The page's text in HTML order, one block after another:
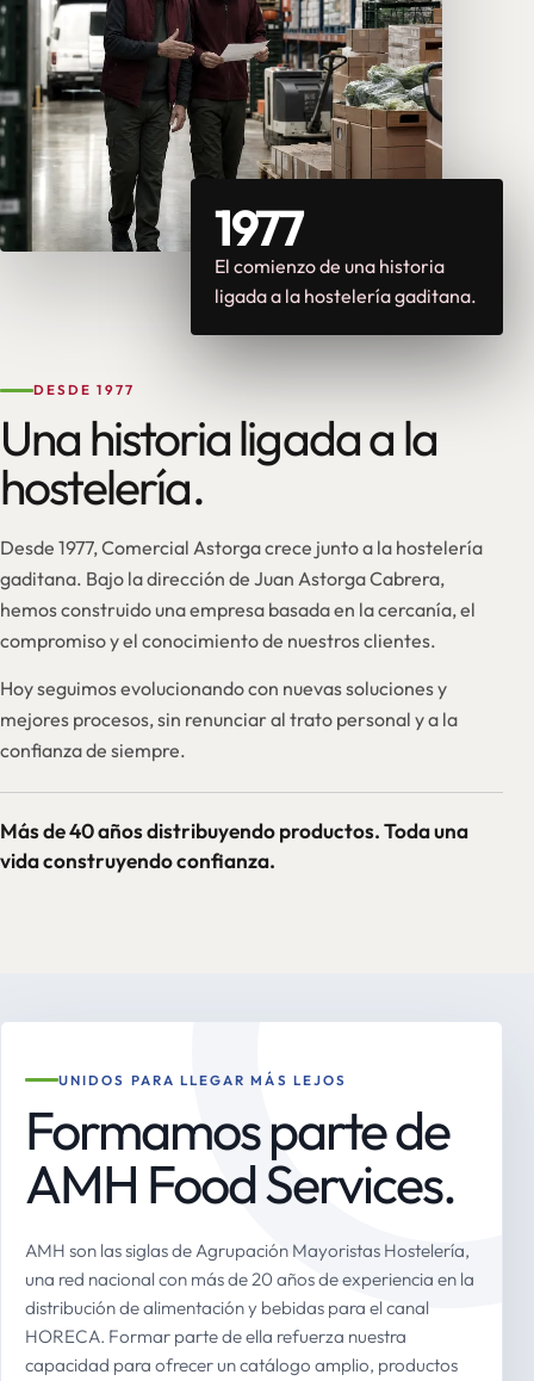
1977
El comienzo de una historia
ligada a la hostelería gaditana.
DESDE 1977
Una historia ligada a la
hostelería.
Desde 1977, Comercial Astorga crece junto a la hostelería
gaditana. Bajo la dirección de Juan Astorga Cabrera,
hemos construido una empresa basada en la cercanía, el
compromiso y el conocimiento de nuestros clientes.
Hoy seguimos evolucionando con nuevas soluciones y
mejores procesos, sin renunciar al trato personal y a la
confianza de siempre.
Más de 40 años distribuyendo productos. Toda una
vida construyendo confianza.
UNIDOS PARA LLEGAR MÁS LEJOS
Formamos parte de
AMH Food Services.
AMH son las siglas de Agrupación Mayoristas Hostelería,
una red nacional con más de 20 años de experiencia en la
distribución de alimentación y bebidas para el canal
HORECA. Formar parte de ella refuerza nuestra
capacidad para ofrecer un catálogo amplio, productos